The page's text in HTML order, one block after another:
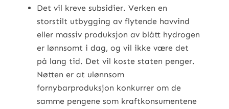
Det vil kreve subsidier. Verken en
storstilt utbygging av flytende havvind
eller massiv produksjon av blått hydrogen
er lønnsomt i dag, og vil ikke være det
på lang tid. Det vil koste staten penger.
Nøtten er at ulønnsom
fornybarproduksjon konkurrer om de
samme pengene som kraftkonsumentene